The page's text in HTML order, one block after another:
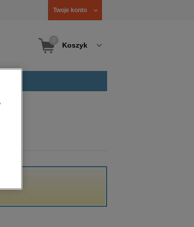
Twoje konto
Koszyk